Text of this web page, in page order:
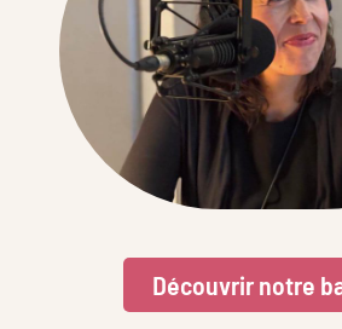
Découvrir notre